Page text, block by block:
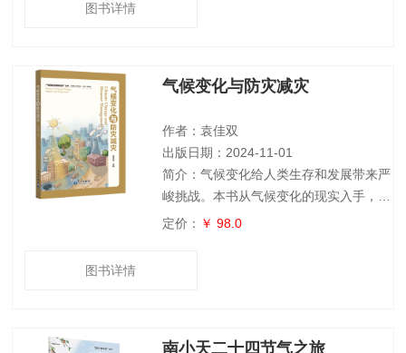
能标准、相关技术、最新发展等方面，最
节能案例分析。本书旨在更好地提升我国
公众及社会各
图书详情
气候变化与防灾减灾
作者：袁佳双
出版日期：2024-11-01
简介：气候变化给人类生存和发展带来严
峻挑战。本书从气候变化的现实入手，由
浅入深地剖析气候变化的科学原理，系统
险、国内外气候变化风险管理经验与案
定价： ￥ 98.0
图书详情
南小天二十四节气之旅